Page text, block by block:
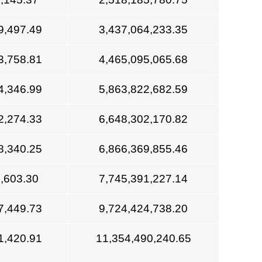
3,437,064,233.35
4,465,095,065.68
5,863,822,682.59
6,648,302,170.82
6,866,369,855.46
7,745,391,227.14
9,724,424,738.20
11,354,490,240.65